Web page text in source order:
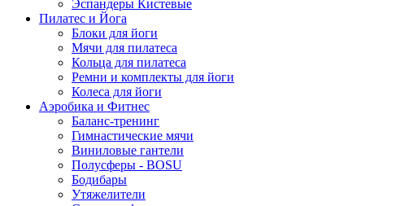
Эспандеры Кистевые
Пилатес и Йога
Блоки для йоги
Мячи для пилатеса
Кольца для пилатеса
Ремни и комплекты для йоги
Колеса для йоги
Аэробика и Фитнес
Баланс-тренинг
Гимнастические мячи
Виниловые гантели
Полусферы - BOSU
Бодибары
Утяжелители